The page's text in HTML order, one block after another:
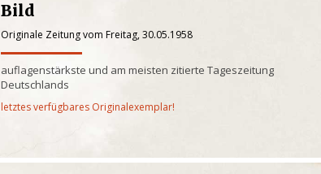
Bild
Originale Zeitung vom Freitag, 30.05.1958
auflagenstärkste und am meisten zitierte Tageszeitung
Deutschlands
letztes verfügbares Originalexemplar!